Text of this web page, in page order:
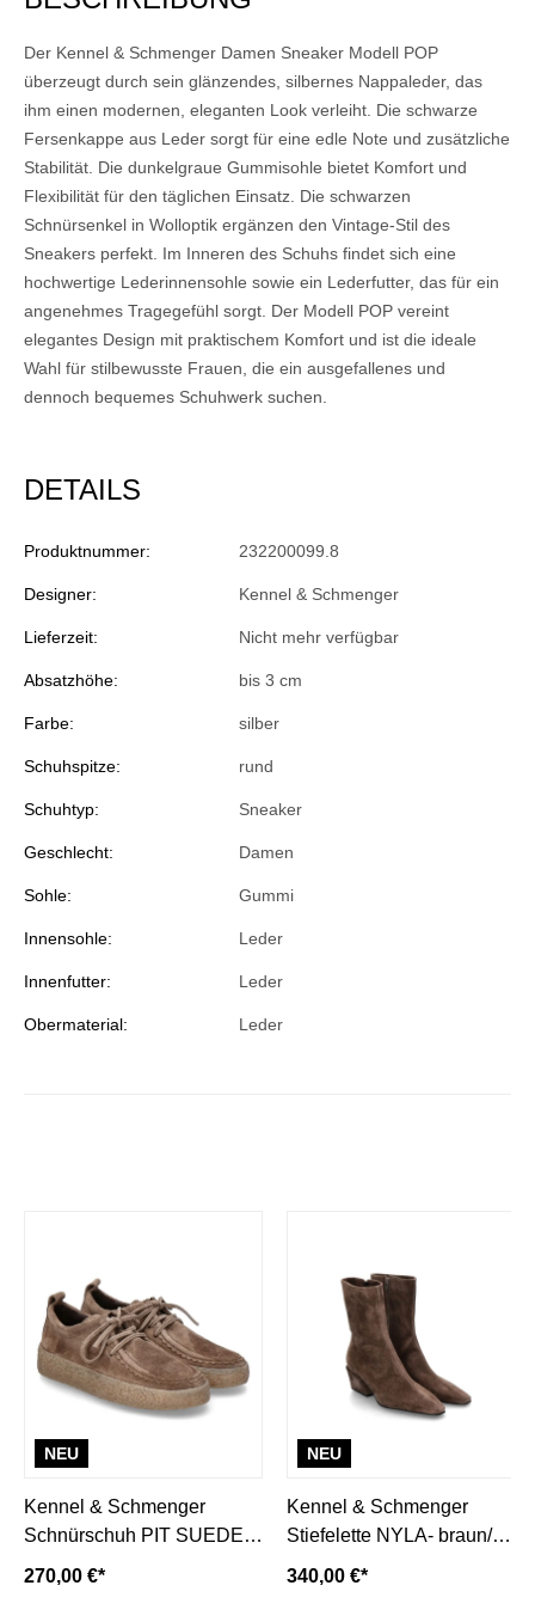
Der Kennel & Schmenger Damen Sneaker Modell POP
überzeugt durch sein glänzendes, silbernes Nappaleder, das
ihm einen modernen, eleganten Look verleiht. Die schwarze
Fersenkappe aus Leder sorgt für eine edle Note und zusätzliche
Stabilität. Die dunkelgraue Gummisohle bietet Komfort und
Flexibilität für den täglichen Einsatz. Die schwarzen
Schnürsenkel in Wolloptik ergänzen den Vintage-Stil des
Sneakers perfekt. Im Inneren des Schuhs findet sich eine
hochwertige Lederinnensohle sowie ein Lederfutter, das für ein
angenehmes Tragegefühl sorgt. Der Modell POP vereint
elegantes Design mit praktischem Komfort und ist die ideale
Wahl für stilbewusste Frauen, die ein ausgefallenes und
dennoch bequemes Schuhwerk suchen.
DETAILS
Produktnummer: 232200099.8
Designer: Kennel & Schmenger
Lieferzeit: Nicht mehr verfügbar
Absatzhöhe: bis 3 cm
Farbe: silber
Schuhspitze: rund
Schuhtyp: Sneaker
Geschlecht: Damen
Sohle: Gummi
Innensohle: Leder
Innenfutter: Leder
Obermaterial: Leder
NEU
Kennel & Schmenger
Schnürschuh PIT SUEDE-
tobacco/ mittelbraun
270,00 €*
NEU
Kennel & Schmenger
Stiefelette NYLA- braun/
wood
340,00 €*